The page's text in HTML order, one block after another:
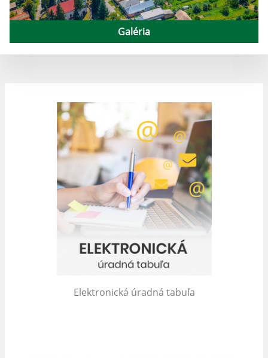
Galéria
Elektronická úradná tabuľa